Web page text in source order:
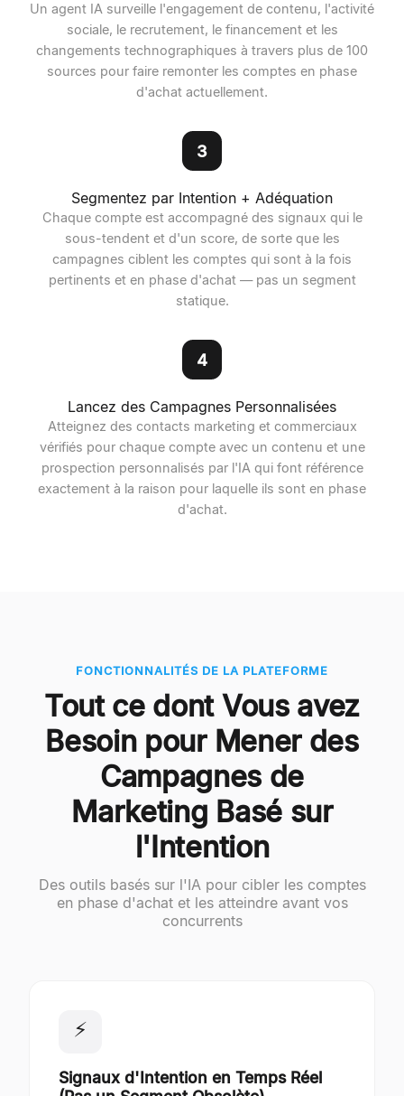
Un agent IA surveille l'engagement de contenu, l'activité
sociale, le recrutement, le financement et les
changements technographiques à travers plus de 100
sources pour faire remonter les comptes en phase
d'achat actuellement.
3
Segmentez par Intention + Adéquation
Chaque compte est accompagné des signaux qui le
sous-tendent et d'un score, de sorte que les
campagnes ciblent les comptes qui sont à la fois
pertinents et en phase d'achat — pas un segment
statique.
4
Lancez des Campagnes Personnalisées
Atteignez des contacts marketing et commerciaux
vérifiés pour chaque compte avec un contenu et une
prospection personnalisés par l'IA qui font référence
exactement à la raison pour laquelle ils sont en phase
d'achat.
FONCTIONNALITÉS DE LA PLATEFORME
Tout ce dont Vous avez
Besoin pour Mener des
Campagnes de
Marketing Basé sur
l'Intention
Des outils basés sur l'IA pour cibler les comptes
en phase d'achat et les atteindre avant vos
concurrents
⚡
Signaux d'Intention en Temps Réel